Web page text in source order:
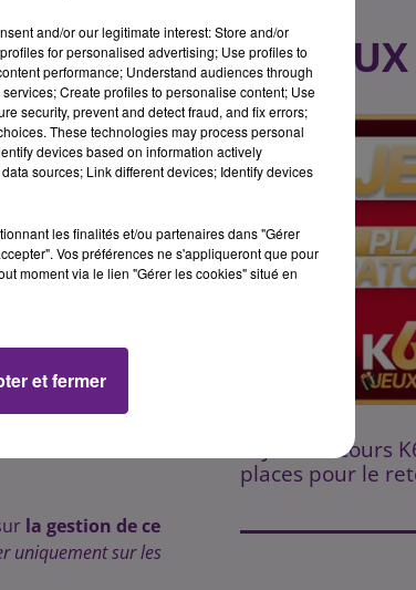
période», ainsi que
mené avec les
a été rendu possible
avec l’État et
cette période.
sécurité des riverains
la gestion de ce
uniquement sur les
LES JEUX
⚽ Jeu Concours
places pour le
and/or our legitimate interest: Store and/or
for personalised advertising; Use profiles to
performance; Understand audiences through
Create profiles to personalise content; Use
security, prevent and detect fraud, and fix errors;
These technologies may process personal
devices based on information actively
sources; Link different devices; Identify devices
les finalités et/ou partenaires dans "Gérer
Vos préférences ne s'appliqueront que pour
moment via le lien "Gérer les cookies" situé en
et fermer